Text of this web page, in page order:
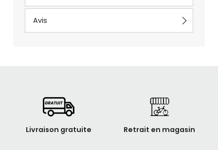
Avis
Livraison gratuite Retrait en magasin